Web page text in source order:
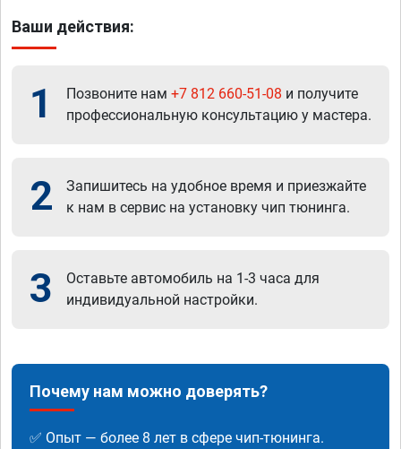
Ваши действия:
1 Позвоните нам +7 812 660-51-08 и получите
профессиональную консультацию у мастера.
2
Запишитесь на удобное время и приезжайте
к нам в сервис на установку чип тюнинга.
3
Оставьте автомобиль на 1-3 часа для
индивидуальной настройки.
Почему нам можно доверять?
✅ Опыт — более 8 лет в сфере чип-тюнинга.